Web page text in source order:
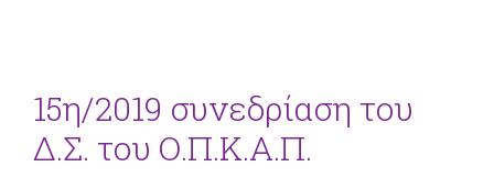
15η/2019 συνεδρίαση του
Δ.Σ. του Ο.Π.Κ.Α.Π.